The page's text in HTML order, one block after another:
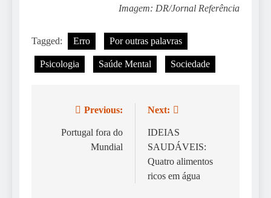
Imagem: DR/Jornal Referência
Tagged: Erro Por outras palavras
Psicologia Saúde Mental Sociedade
Navegação
Previous:
Portugal fora do
Mundial
Next:
IDEIAS
SAUDÁVEIS:
Quatro alimentos
ricos em água